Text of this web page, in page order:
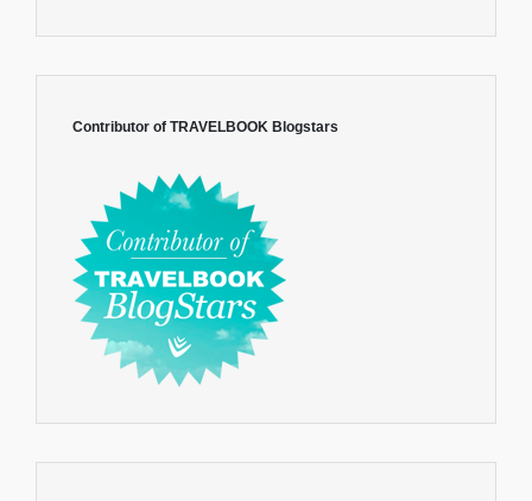
Contributor of TRAVELBOOK Blogstars